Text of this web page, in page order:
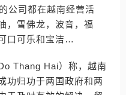
公司都在越南经营活
，雪佛龙，波音，福
口可乐和宝洁…
Thang Hai）称，越南
功归功于两国政府和两